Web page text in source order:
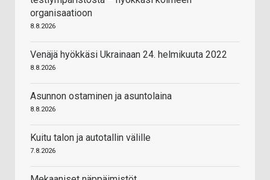
organisaatioon
8.8.2026
Venäjä hyökkäsi Ukrainaan 24. helmikuuta 2022
8.8.2026
Asunnon ostaminen ja asuntolaina
8.8.2026
Kuitu talon ja autotallin välille
7.8.2026